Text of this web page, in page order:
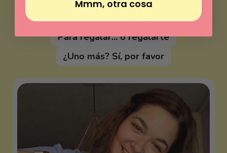
Paz en cada pincelada
Para regalar... o regalarte
¿Uno más? Sí, por favor
Mmm, otra cosa